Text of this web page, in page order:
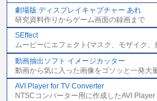
劇場版 ディスプレイキャプチャー あれ
研究資料作りからゲーム画面の録画まで
SEffect
ムービーにエフェクト(マスク、モザイク
動画抽出ソフト イメージカッター
動画から気に入った画像をゴソッと一発大
AVI Player for TV Converter
NTSCコンバーター用に作成したAVI Player